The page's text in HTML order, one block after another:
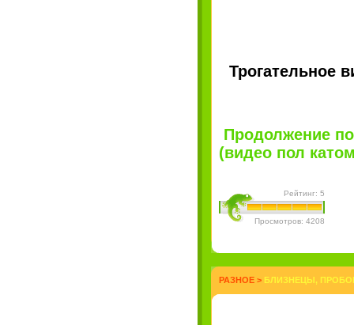
Трогательное
Продолжение
(видео пол
Рейтинг: 5
Просмотров: 4208
РАЗНОЕ > БЛИЗНЕЦЫ,